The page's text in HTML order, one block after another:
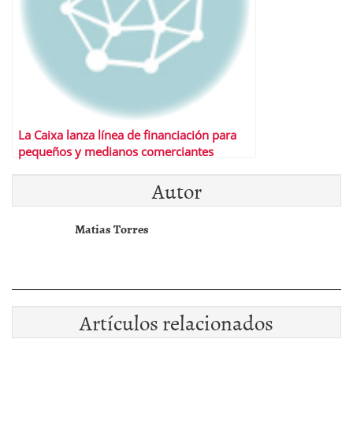
La Caixa lanza línea de financiación para
pequeños y medianos comerciantes
Autor
Matias Torres
Artículos relacionados